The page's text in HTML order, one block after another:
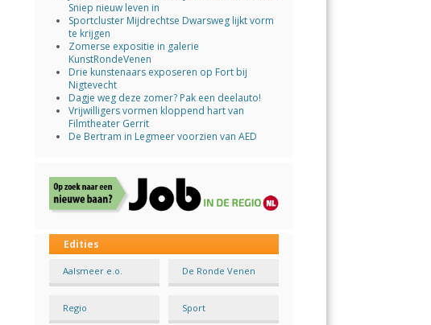
Sniep nieuw leven in
Sportcluster Mijdrechtse Dwarsweg lijkt vorm
te krijgen
Zomerse expositie in galerie
KunstRondeVenen
Drie kunstenaars exposeren op Fort bij
Nigtevecht
Dagje weg deze zomer? Pak een deelauto!
Vrijwilligers vormen kloppend hart van
Filmtheater Gerrit
De Bertram in Legmeer voorzien van AED
Edities
Aalsmeer e.o. De Ronde Venen
Regio Sport